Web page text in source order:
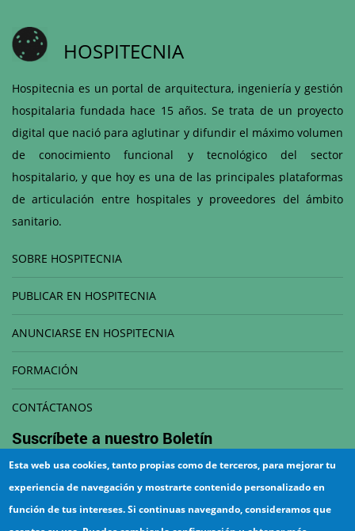
HOSPITECNIA
Hospitecnia es un portal de arquitectura, ingeniería y gestión
hospitalaria fundada hace 15 años. Se trata de un proyecto
digital que nació para aglutinar y difundir el máximo volumen
de conocimiento funcional y tecnológico del sector
hospitalario, y que hoy es una de las principales plataformas
de articulación entre hospitales y proveedores del ámbito
sanitario.
SOBRE HOSPITECNIA
PUBLICAR EN HOSPITECNIA
ANUNCIARSE EN HOSPITECNIA
FORMACIÓN
CONTÁCTANOS
Suscríbete a nuestro Boletín
Esta web usa cookies, tanto propias como de terceros, para mejorar tu
experiencia de navegación y mostrarte contenido personalizado en
función de tus intereses. Si continuas navegando, consideramos que